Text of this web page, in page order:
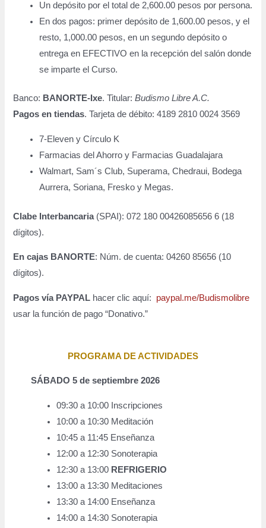
Un depósito por el total de 2,600.00 pesos por persona.
En dos pagos: primer depósito de 1,600.00 pesos, y el
resto, 1,000.00 pesos, en un segundo depósito o
entrega en EFECTIVO en la recepción del salón donde
se imparte el Curso.
Banco: BANORTE-Ixe. Titular:Budismo Libre A.C.
Pagos en tiendas. Tarjeta de débito: 4189 2810 0024 3569
7-Eleven y Círculo K
Farmacias del Ahorro y Farmacias Guadalajara
Walmart, Sam´s Club, Superama, Chedraui, Bodega
Aurrera, Soriana, Fresko y Megas.
Clabe Interbancaria(SPAI): 072 180 00426085656 6 (18
dígitos).
En cajas BANORTE: Núm. de cuenta: 04260 85656 (10
dígitos).
Pagos vía PAYPAL hacer clic aquí: paypal.me/Budismolibre
usar la función de pago “Donativo.”
PROGRAMA DE ACTIVIDADES
SÁBADO 5 de septiembre 2026
09:30 a 10:00 Inscripciones
10:00 a 10:30 Meditación
10:45 a 11:45 Enseñanza
12:00 a 12:30 Sonoterapia
12:30 a 13:00 REFRIGERIO
13:00 a 13:30 Meditaciones
13:30 a 14:00 Enseñanza
14:00 a 14:30 Sonoterapia